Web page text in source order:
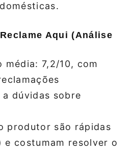
Aqui (Análise
média: 7,2/10, com
dúvidas sobre
produtor são rápidas
e costumam resolver o